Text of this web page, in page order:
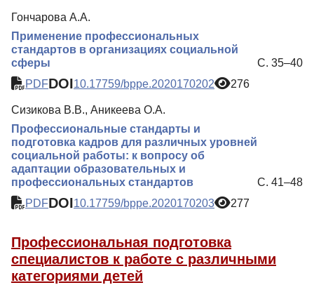
Гончарова А.А.
Применение профессиональных
стандартов в организациях социальной
сферы
С. 35–40
PDFDOI10.17759/bppe.2020170202 276
Сизикова В.В., Аникеева О.А.
Профессиональные стандарты и
подготовка кадров для различных уровней
социальной работы: к вопросу об
адаптации образовательных и
профессиональных стандартов
С. 41–48
PDFDOI10.17759/bppe.2020170203 277
Профессиональная подготовка
специалистов к работе с различными
категориями детей